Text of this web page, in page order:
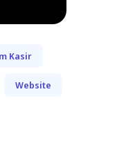
Kasir
Website